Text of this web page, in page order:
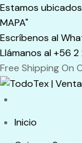
Skip
to
content
Estamos ubicados
MAPA"
Escríbenos al
Llámanos al +56 2
Free Shipping On
Inicio